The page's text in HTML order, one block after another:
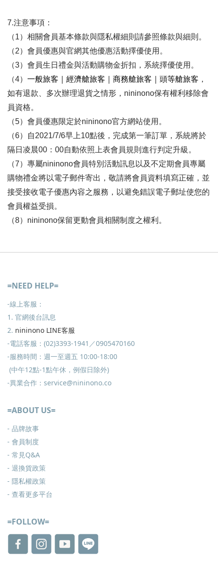
7.注意事項：
（1）相關會員基本條款與隱私權細則請參照條款與細則。
（2）會員優惠與官網其他優惠活動擇優使用。
（3）會員生日禮金與活動購物金折扣，系統擇優使用。
（4） 一般旅客｜經濟艙旅客｜商務艙旅客｜頭等艙旅客 ，
如有退款、多次辦理退貨之情形，nininono保有權利移除會
員資格。
（5）會員優惠限定於nininono官方網站使用。
（6）自2021/7/6早上10點後，完成第一筆訂單，系統將於
隔日凌晨00：00自動依照上表會員規則進行判定升級。
（7）專屬nininono會員特別活動訊息以及不定期會員專屬
購物禮金將以電子郵件寄出，敬請將會員資料填寫正確，並
接受接收電子優惠內容之服務，以避免錯誤電子郵址使您的
會員權益受損。
（8）nininono保留更動會員相關制度之權利。
=NEED HELP=
-線上客服：
1. 官網後台訊息
2. nininono LINE客服
-電話客服：(02)3393-1941／0905470160
-服務時間：週一至週五 10:00-18:00
(中午12點-1點午休，例假日除外)
-異業合作：service@nininono.co
=ABOUT US=
- 品牌故事
- 會員制度
- 常見Q&A
- 退換貨政策
- 隱私權政策
- 查看更多平台
=FOLLOW=